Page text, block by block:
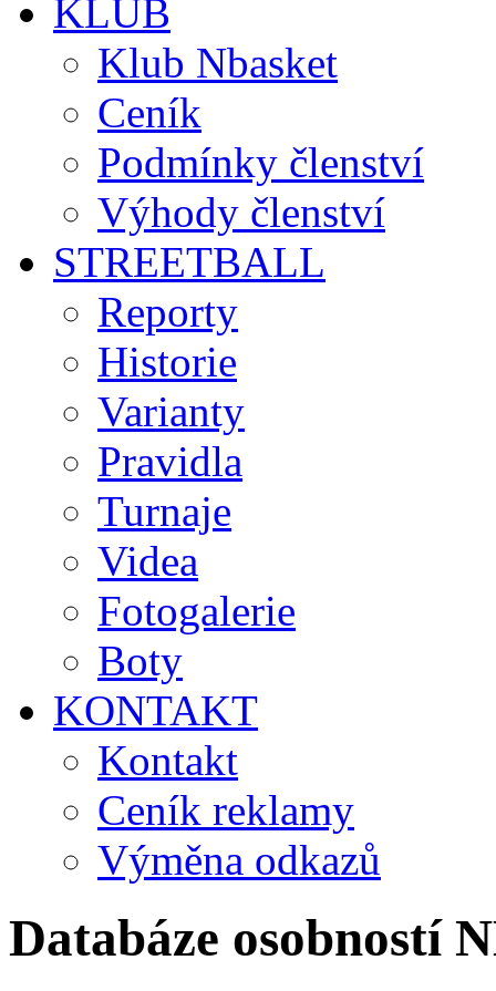
KLUB
Klub Nbasket
Ceník
Podmínky členství
Výhody členství
STREETBALL
Reporty
Historie
Varianty
Pravidla
Turnaje
Videa
Fotogalerie
Boty
KONTAKT
Kontakt
Ceník reklamy
Výměna odkazů
Databáze osobností